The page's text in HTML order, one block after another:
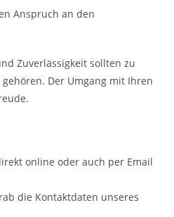
Anspruch an den
Zuverlässigkeit sollten zu
Der Umgang mit Ihren
online oder auch per Email
die Kontaktdaten unseres